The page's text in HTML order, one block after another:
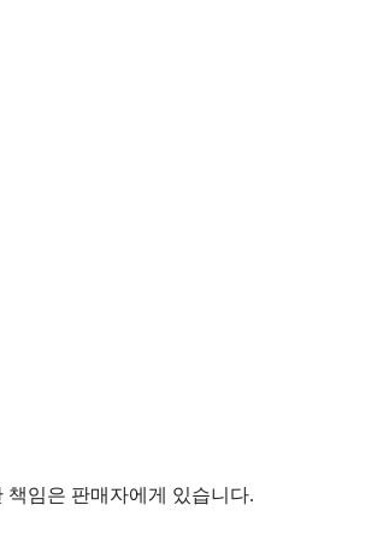
임은 판매자에게 있습니다.